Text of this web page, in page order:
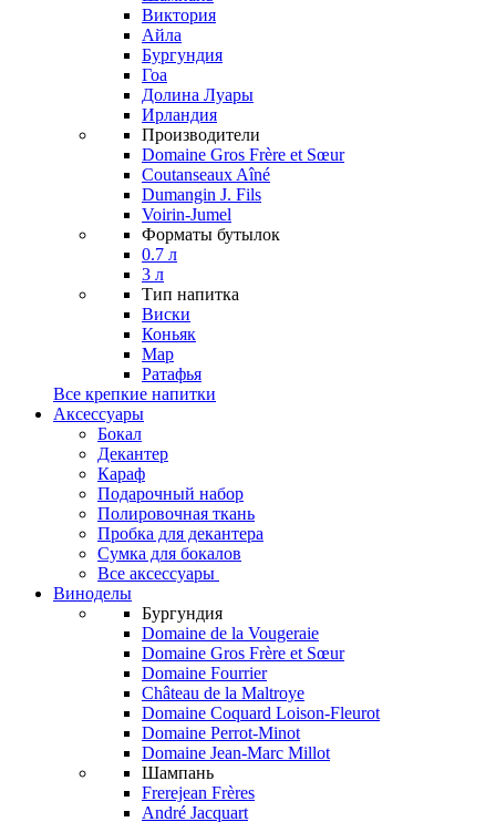
Виктория
Айла
Бургундия
Гоа
Долина Луары
Ирландия
Производители
Domaine Gros Frère et Sœur
Coutanseaux Aîné
Dumangin J. Fils
Voirin-Jumel
Форматы бутылок
0.7 л
3 л
Тип напитка
Виски
Коньяк
Мар
Ратафья
Все крепкие напитки
Аксессуары
Бокал
Декантер
Караф
Подарочный набор
Полировочная ткань
Пробка для декантера
Сумка для бокалов
Все аксессуары
Виноделы
Бургундия
Domaine de la Vougeraie
Domaine Gros Frère et Sœur
Domaine Fourrier
Château de la Maltroye
Domaine Coquard Loison-Fleurot
Domaine Perrot-Minot
Domaine Jean-Marc Millot
Шампань
Frerejean Frères
André Jacquart